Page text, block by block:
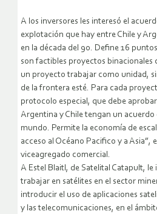
A los inversores les interesó el
explotación que hay entre Chile y
en la década del 90. Define 16
son factibles proyectos binacionales
un proyecto trabajar como unidad,
de la frontera esté. Para cada
protocolo especial, que debe
Argentina y Chile tengan un acuerdo
mundo. Permite la economía de
acceso al Océano Pacifico y a Asia”,
viceagregado comercial.
A Estel Blaitl, de Satelital Catapult,
trabajar en satélites en el sector
introducir el uso de aplicaciones
y las telecomunicaciones, en el